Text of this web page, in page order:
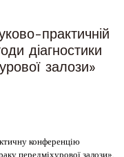
практичній
діагностики
залози»
конференцію
передміхурової залози»,